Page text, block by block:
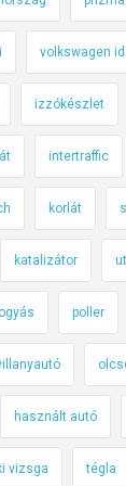
volkswagen
izzókészlet
intertraffic
korlát
katalizátor
poller
használt autó
vizsga tégla